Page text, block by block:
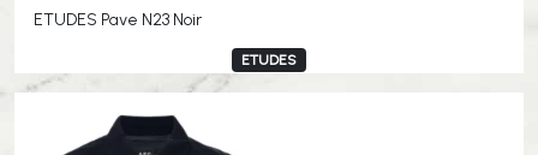
ETUDES Pave N23 Noir
ETUDES